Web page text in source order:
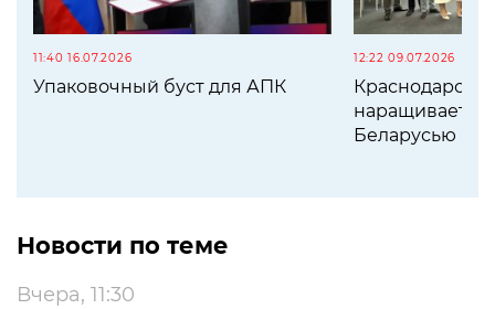
11:40 16.07.2026
Упаковочный буст для АПК
12:22 09.07.2026
наращивает
Беларусью
Новости по теме
Вчера, 11:30